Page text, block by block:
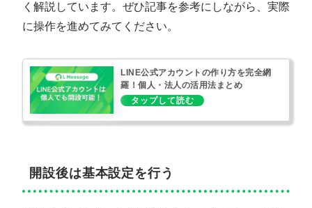
く解説しています。ぜひ記事を参考にしながら、実際
に操作を進めてみてください。
LINE公式アカウントの作り方を完全網
羅！個人・法人の活用法まとめ
開設後は基本設定を行う